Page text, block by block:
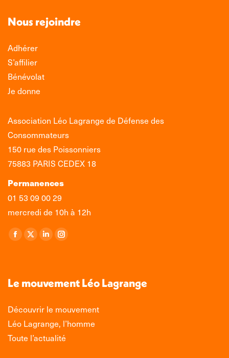
Nous rejoindre
Adhérer
S’affilier
Bénévolat
Je donne
Association Léo Lagrange de Défense des
Consommateurs
150 rue des Poissonniers
75883 PARIS CEDEX 18
Permanences
01 53 09 00 29
mercredi de 10h à 12h
Retrouvez-nous sur :
La
s'ouvre
une
nouvelle
fenêtre
La
s'ouvre
une
fenêtre
La
s'ouvre
une
nouvelle
fenêtre
La
s'ouvre
une
nouvelle
fenêtre
Le mouvement Léo Lagrange
Découvrir le mouvement
Léo Lagrange, l’homme
Toute l’actualité